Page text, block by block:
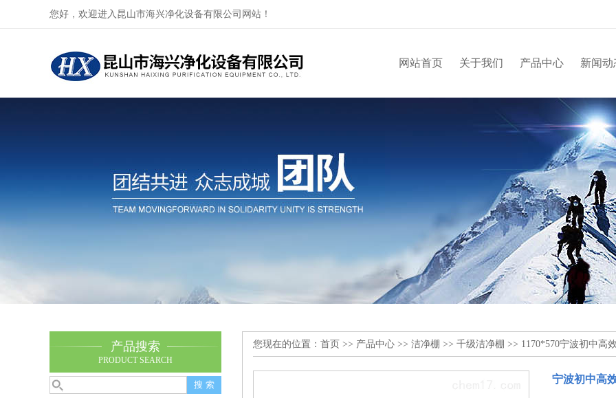
您好，欢迎进入昆山市海兴净化设备有限公司网站！
网站首页 关于我们 产品中心 新闻动
产品搜索
PRODUCT SEARCH
您现在的位置： 首页 >> 产品中心 >> 洁净棚 >> 千级洁净棚 >> 1170*570宁波初中高
宁波初中高